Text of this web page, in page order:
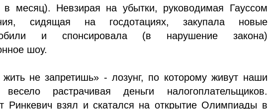
месяц). Невзирая на убытки, руководимая Гауссом
сидящая на госдотациях, закупала новые
и спонсировала (в нарушение закона)
шоу.
жить не запретишь» - лозунг, по которому живут наши
весело растрачивая деньги налогоплательщиков.
Ринкевич взял и скатался на открытие Олимпиады в